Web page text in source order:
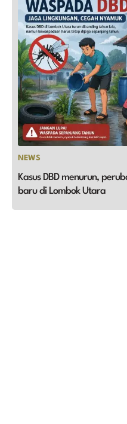
NEWS
Kasus DBD menurun,
baru di Lombok Utara